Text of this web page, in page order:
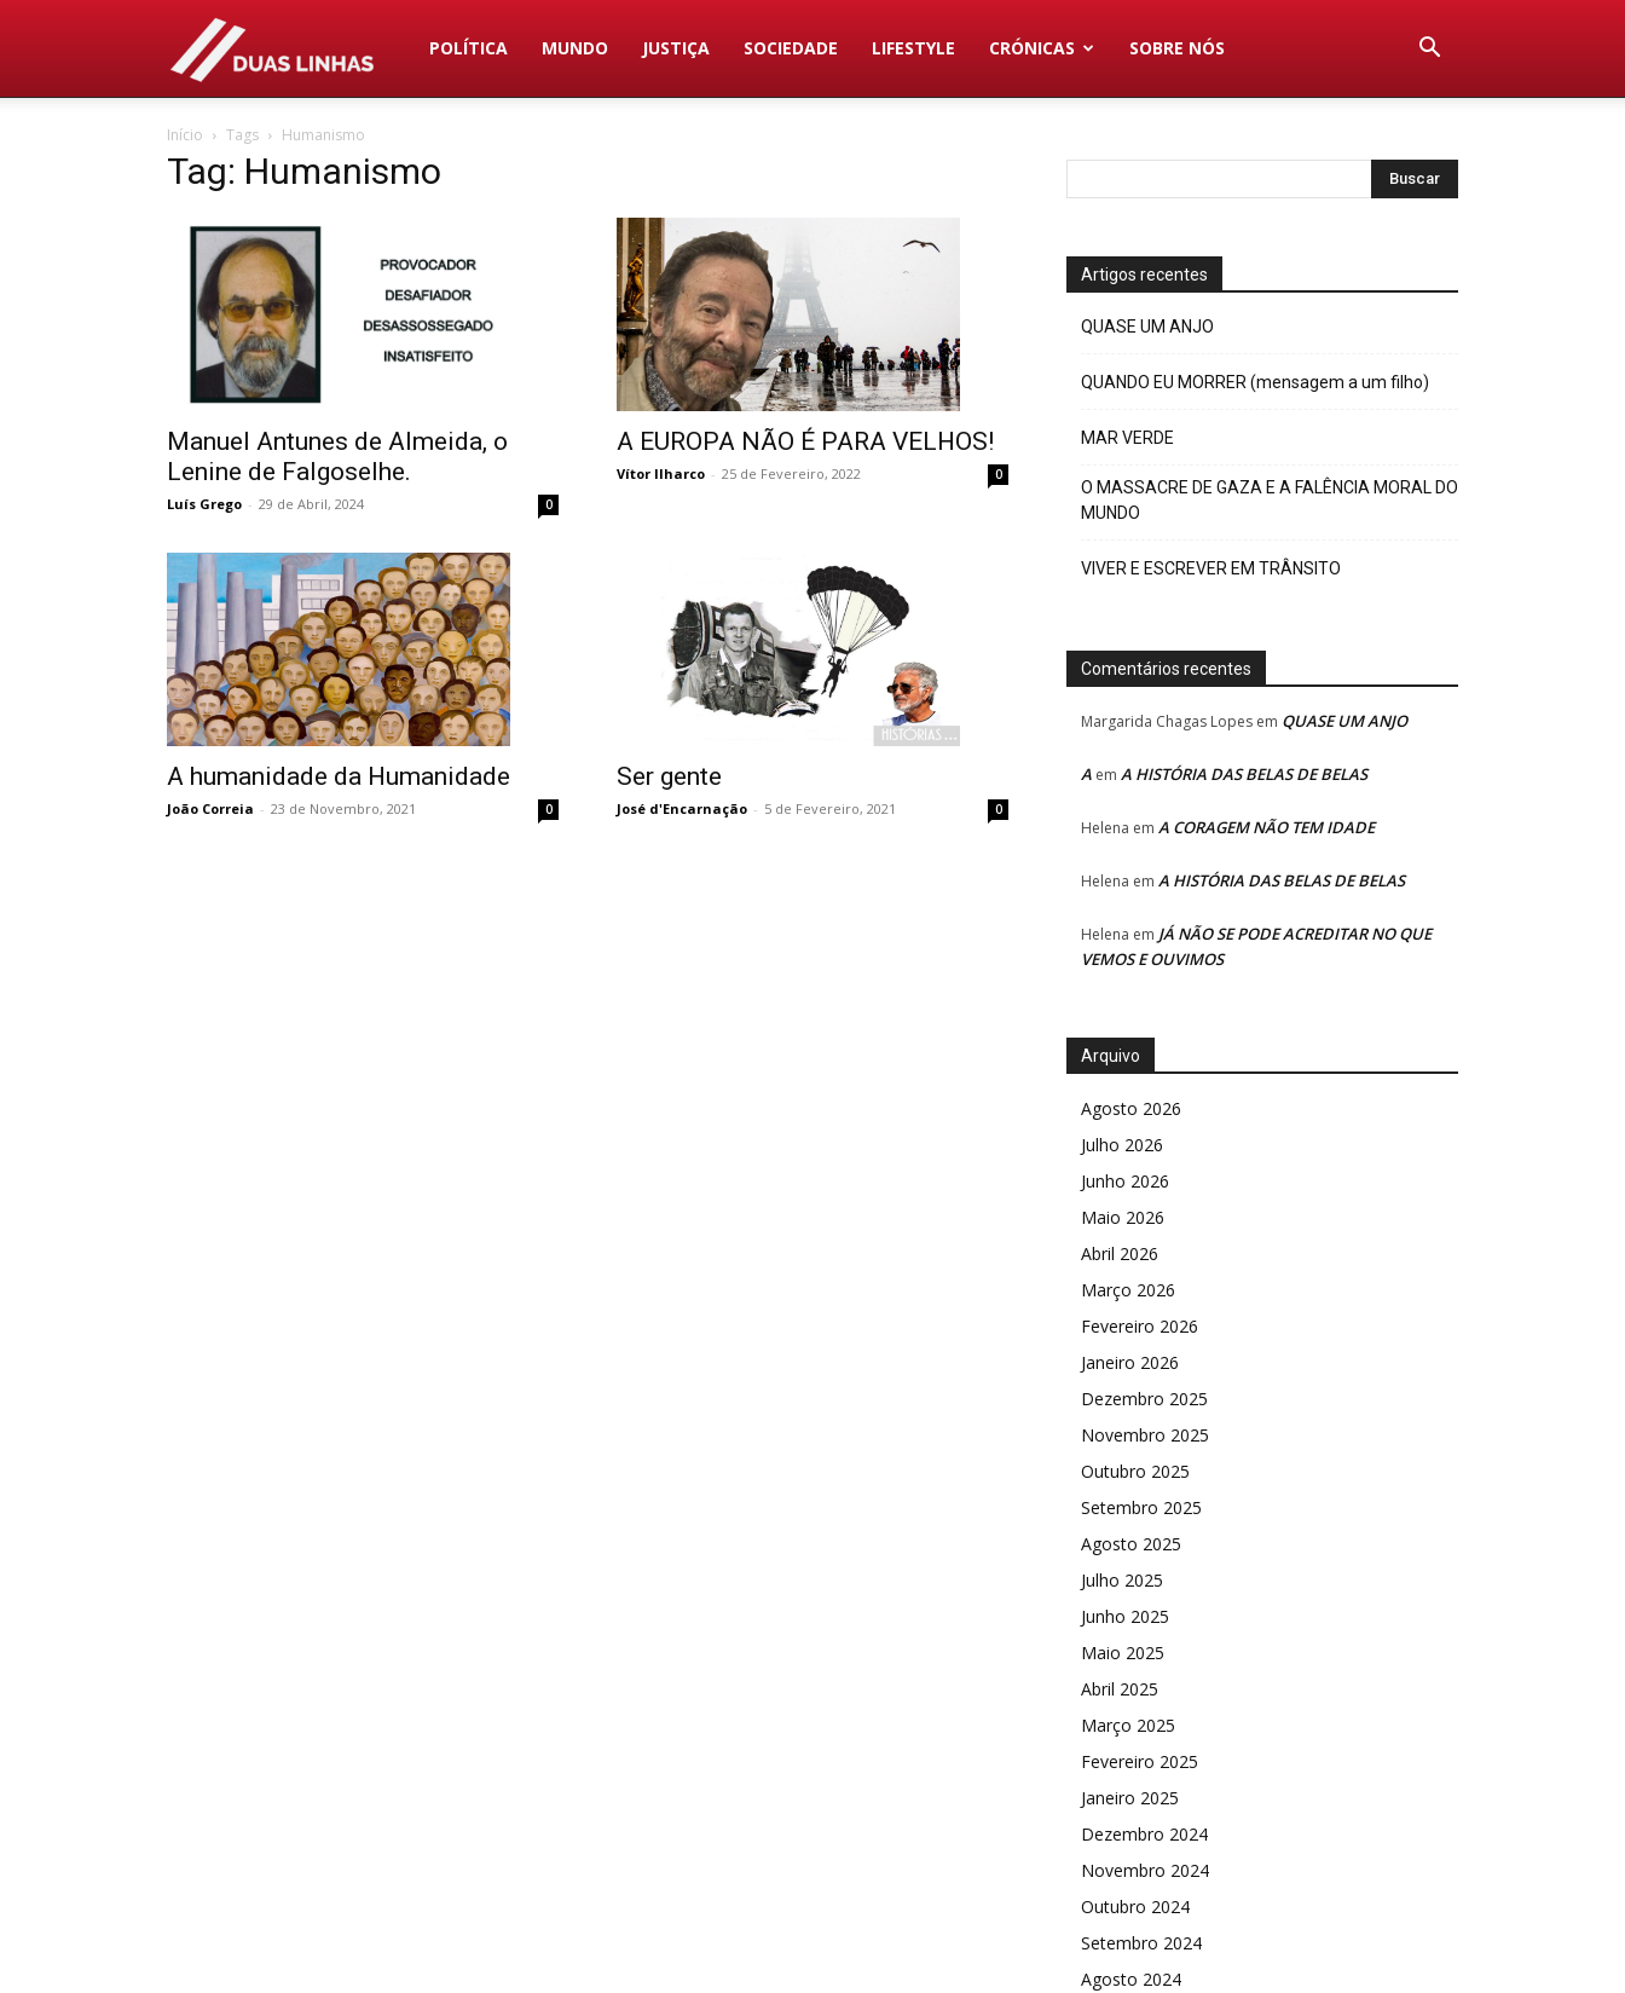
Duas
POLÍTICA MUNDO JUSTIÇA SOCIEDADE LIFESTYLE CRÓNICAS SOBRE NÓS
Início Tags Humanismo
Tag: Humanismo
Manuel Antunes de Almeida, o
Lenine de Falgoselhe.
Luís Grego - 29 de Abril, 2024 0
A EUROPA NÃO É PARA VELHOS!
Vítor Ilharco - 25 de Fevereiro, 2022 0
A humanidade da Humanidade
João Correia - 23 de Novembro, 2021 0
Ser gente
José d'Encarnação - 5 de Fevereiro, 2021 0
Artigos recentes
QUASE UM ANJO
QUANDO EU MORRER (mensagem a um filho)
MAR VERDE
O MASSACRE DE GAZA E A FALÊNCIA MORAL DO
MUNDO
VIVER E ESCREVER EM TRÂNSITO
Comentários recentes
Margarida Chagas Lopes em QUASE UM ANJO
A em A HISTÓRIA DAS BELAS DE BELAS
Helena em A CORAGEM NÃO TEM IDADE
Helena em A HISTÓRIA DAS BELAS DE BELAS
Helena em JÁ NÃO SE PODE ACREDITAR NO QUE
VEMOS E OUVIMOS
Arquivo
Agosto 2026
Julho 2026
Junho 2026
Maio 2026
Abril 2026
Março 2026
Fevereiro 2026
Janeiro 2026
Dezembro 2025
Novembro 2025
Outubro 2025
Setembro 2025
Agosto 2025
Julho 2025
Junho 2025
Maio 2025
Abril 2025
Março 2025
Fevereiro 2025
Janeiro 2025
Dezembro 2024
Novembro 2024
Outubro 2024
Setembro 2024
Agosto 2024